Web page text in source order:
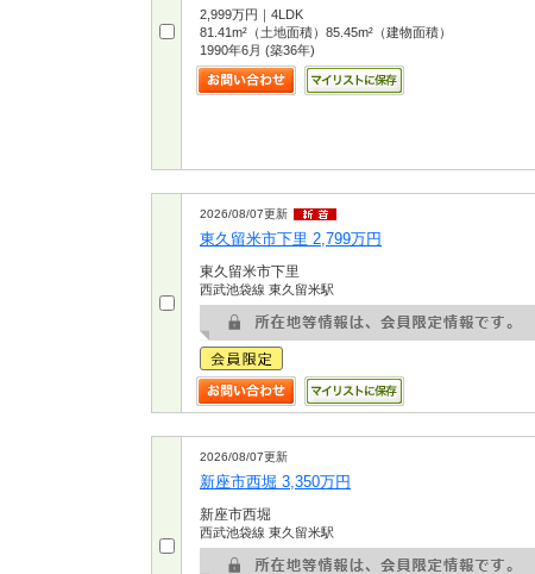
2,999万円｜4LDK
81.41m²（土地面積）85.45m²（建物面積）
1990年6月 (築36年)
2026/08/07更新
東久留米市下里 2,799万円
東久留米市下里
西武池袋線 東久留米駅
2026/08/07更新
新座市西堀 3,350万円
新座市西堀
西武池袋線 東久留米駅